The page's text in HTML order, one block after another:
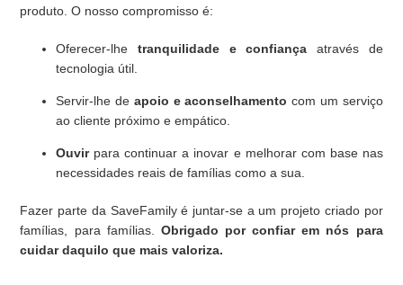
produto. O nosso compromisso é:
Oferecer-lhetranquilidade e confiança através de
tecnologia útil.
Servir-lhe de apoio e aconselhamento com um serviço
ao cliente próximo e empático.
Ouvirpara continuar a inovar e melhorar com base nas
necessidades reais de famílias como a sua.
Fazer parte da SaveFamily é juntar-se a um projeto criado por
famílias, para famílias. Obrigado por confiar em nós para
cuidar daquilo que mais valoriza.